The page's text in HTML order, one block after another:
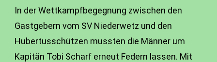
In der Wettkampfbegegnung zwischen den
Gastgebern vom SV Niederwetz und den
Hubertusschützen mussten die Männer um
Kapitän Tobi Scharf erneut Federn lassen. Mit